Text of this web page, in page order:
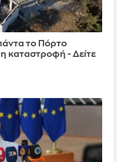
το Πόρτο
καταστροφή - Δείτε